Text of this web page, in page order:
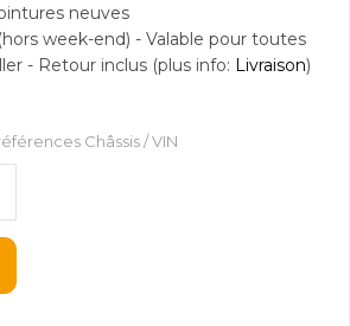
neuves
week-end) - Valable pour toutes
- Retour inclus (plus info: Livraison)
Châssis / VIN